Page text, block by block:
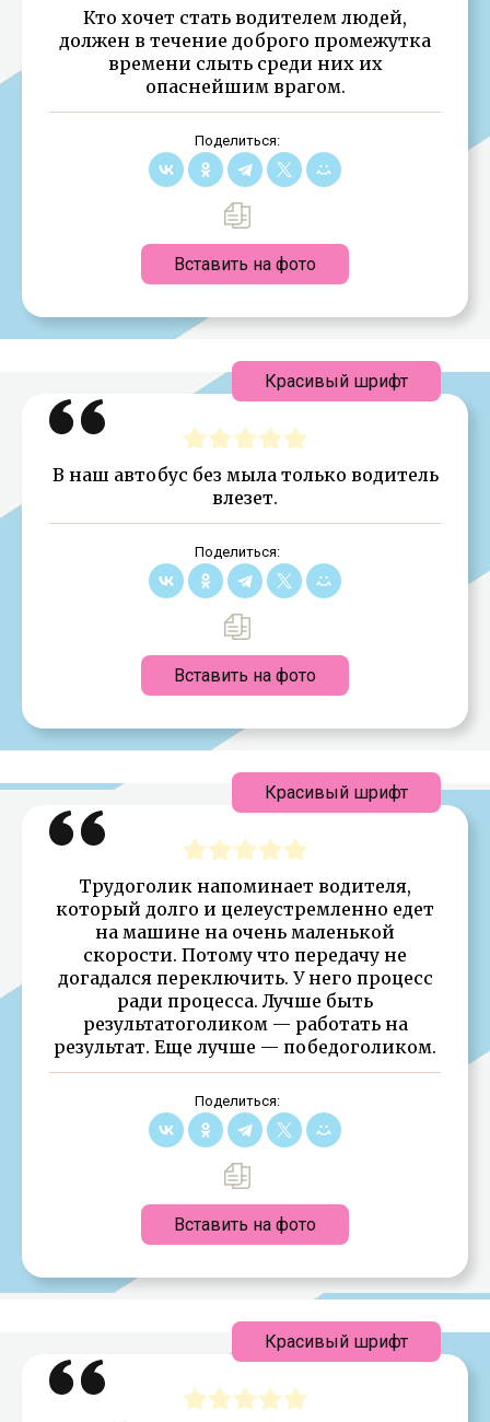
Кто хочет стать водителем людей,
должен в течение доброго промежутка
времени слыть среди них их
опаснейшим врагом.
Поделиться:
Вставить на фото
В наш автобус без мыла только водитель
влезет.
Поделиться:
Вставить на фото
Красивый шрифт
Трудоголик напоминает водителя,
который долго и целеустремленно едет
на машине на очень маленькой
скорости. Потому что передачу не
догадался переключить. У него процесс
ради процесса. Лучше быть
результатоголиком — работать на
результат. Еще лучше — победоголиком.
Поделиться:
Вставить на фото
Красивый шрифт
Красивый шрифт